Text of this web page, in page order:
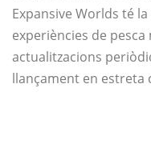
Expansive Worlds té
experiències de
actualitzacions
llançament en estreta